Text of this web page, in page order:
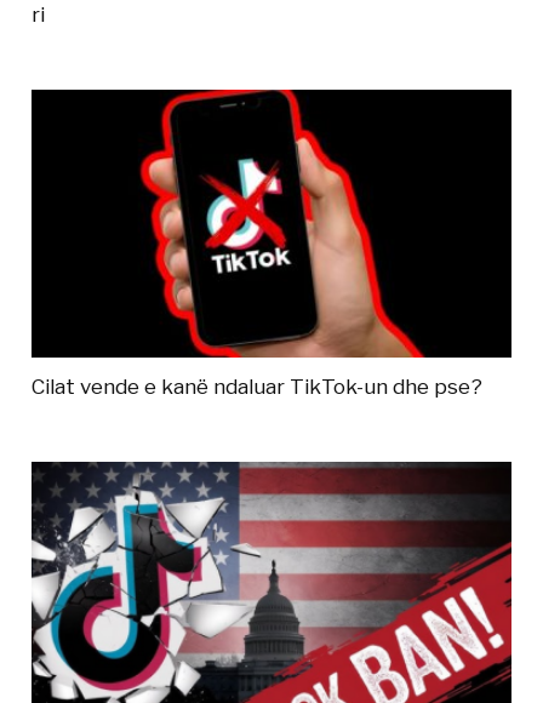
ri
Cilat vende e kanë ndaluar TikTok-un dhe pse?